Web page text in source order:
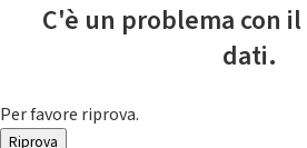
C'è un problema con
dati.
Per favore riprova.
Riprova